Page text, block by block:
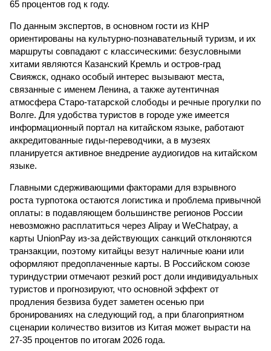
65 процентов год к году.
По данным экспертов, в основном гости из КНР
ориентированы на культурно-познавательный туризм, и их
маршруты совпадают с классическими: безусловными
хитами являются Казанский Кремль и остров-град
Свияжск, однако особый интерес вызывают места,
связанные с именем Ленина, а также аутентичная
атмосфера Старо-татарской слободы и речные прогулки по
Волге. Для удобства туристов в городе уже имеется
информационный портал на китайском языке, работают
аккредитованные гиды-переводчики, а в музеях
планируется активное внедрение аудиогидов на китайском
языке.
Главными сдерживающими факторами для взрывного
роста турпотока остаются логистика и проблема привычной
оплаты: в подавляющем большинстве регионов России
невозможно расплатиться через Alipay и WeChatpay, а
карты UnionPay из-за действующих санкций отклоняются
транзакции, поэтому китайцы везут наличные юани или
оформляют предоплаченные карты. В Российском союзе
туриндустрии отмечают резкий рост доли индивидуальных
туристов и прогнозируют, что основной эффект от
продления безвиза будет заметен осенью при
бронированиях на следующий год, а при благоприятном
сценарии количество визитов из Китая может вырасти на
27-35 процентов по итогам 2026 года.